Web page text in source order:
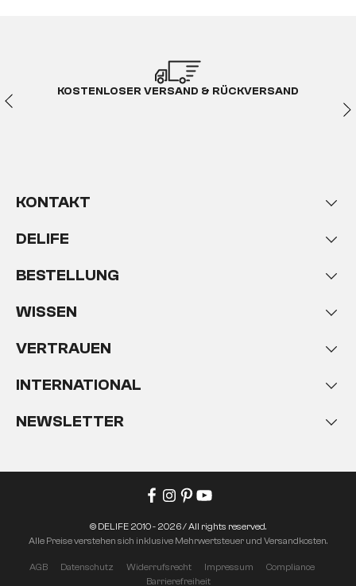
KOSTENLOSER VERSAND & RÜCKVERSAND
KONTAKT
DELIFE
BESTELLUNG
WISSEN
VERTRAUEN
INTERNATIONAL
NEWSLETTER
AGB Datenschutz Widerrufsrecht Impressum
Compliance
Barrierefreiheit
© DELIFE 2010 - 2026 / All rights reserved.
Alle Preise verstehen sich inklusive Mehrwertsteuer und Versandkosten.